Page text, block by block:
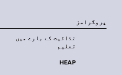
پروگرامز
غذائیت کے بارے میں
تعلیم
HEAP